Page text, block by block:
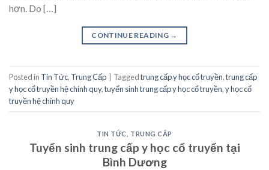
hơn. Do […]
CONTINUE READING →
Posted in Tin Tức, Trung Cấp Taggedtrung cấp y học cổ truyền,trung cấp
y học cổ truyền hệ chính quy,tuyển sinh trung cấp y học cổ truyền,y học cổ
truyền hệ chính quy
TIN TỨC TRUNG CẤP
Tuyển sinh trung cấp y học cổ truyển tại
Bình Dương